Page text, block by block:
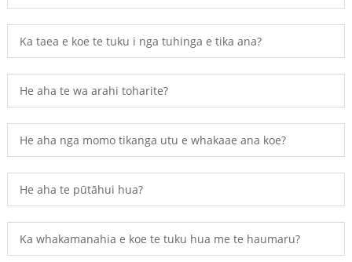
Ka taea e koe te tuku i nga tuhinga e tika ana?
He aha te wa arahi toharite?
He aha nga momo tikanga utu e whakaae ana koe?
He aha te pūtāhui hua?
Ka whakamanahia e koe te tuku hua me te haumaru?